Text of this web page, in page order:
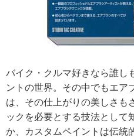
バイク・クルマ好きなら誰し
ントの世界。その中でもエア
は、その仕上がりの美しさも
ックを必要とする技法として
か、カスタムペイントは伝統